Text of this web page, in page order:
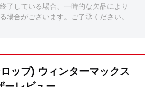
了している場合、一時的な欠品により
場合がございます。ご了承ください。
ップ) ウィンターマックス